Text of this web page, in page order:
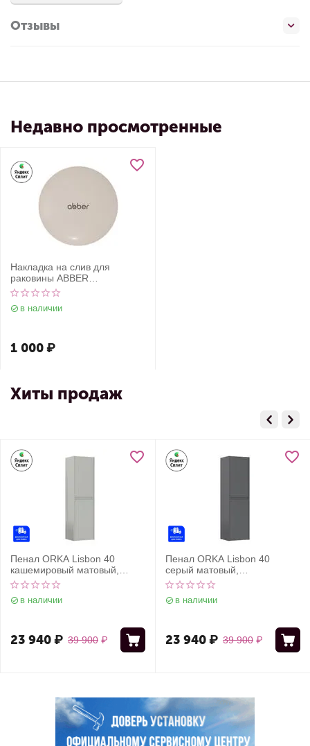
Отзывы
Недавно просмотренные
Накладка на слив для
раковины ABBER
AC0014MBE светло-бежевая
матовая, керамика
в наличии
1 000₽
Хиты продаж
Пенал ORKA Lisbon 40
кашемировый матовый,
универсальный
в наличии
39 900 ₽
23 940₽
Пенал ORKA Lisbon 40
серый матовый,
универсальный
в наличии
39 900 ₽
23 940₽